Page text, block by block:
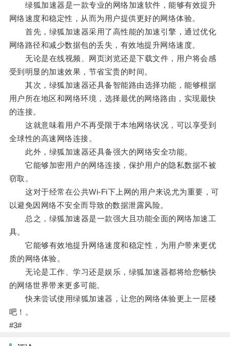
绿狐加速器是一款专业的网络加速软件，能够有效提升
网络速度和稳定性，从而为用户提供更好的网络体验。
首先，绿狐加速器采用了高性能的加速引擎，通过优化
网络路径和减少数据包的丢失，有效地提升网络速度。
无论是在线视频、网页浏览还是下载文件，用户将会感
受到明显的加速效果，节省宝贵的时间。
其次，绿狐加速器还具备智能路由选择功能，能够根据
用户所在地区和网络环境，选择最优的网络路由，实现最快
的连接。
这就意味着用户不再受限于本地网络状况，可以享受到
全球性的高速网络连接。
此外，绿狐加速器还具备强大的网络安全功能。
它能够加密用户的网络连接，保护用户的隐私数据不被
窃取。
这对于经常在公共Wi-Fi下上网的用户来说尤为重要，可
以避免因网络不安全而导致的数据泄露风险。
总之，绿狐加速器是一款强大且功能全面的网络加速工
具。
它能够有效地提升网络速度和稳定性，为用户带来更优
质的网络体验。
无论是工作、学习还是娱乐，绿狐加速器都将给您畅快
的网络世界带来更多可能。
快来尝试使用绿狐加速器，让您的网络体验更上一层楼
吧！。
#3#